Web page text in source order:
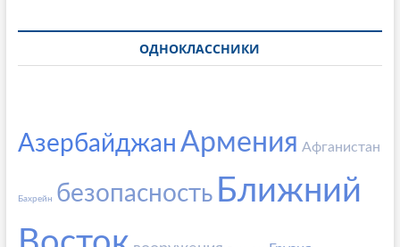
ОДНОКЛАССНИКИ
Азербайджан Армения Афганистан
Бахрейн безопасность Ближний